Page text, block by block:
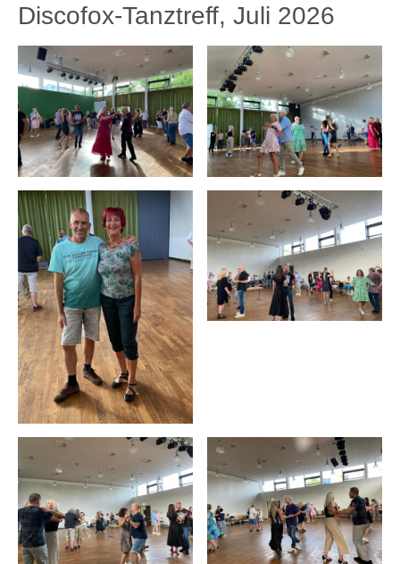
Discofox-Tanztreff, Juli 2026